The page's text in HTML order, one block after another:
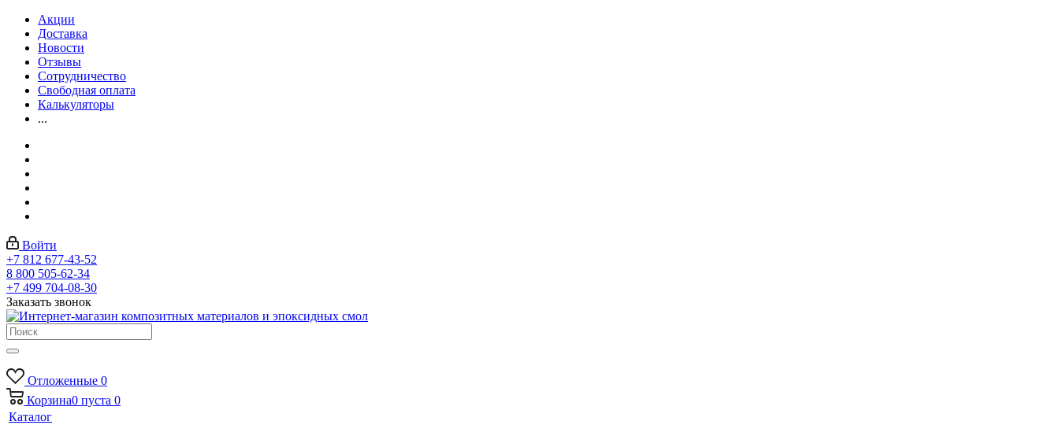
Акции
Доставка
Новости
Отзывы
Сотрудничество
Свободная оплата
Калькуляторы
...
Войти
+7 812 677-43-52
8 800 505-62-34
+7 499 704-08-30
Заказать звонок
Отложенные 0
Корзина0 пуста 0
Каталог